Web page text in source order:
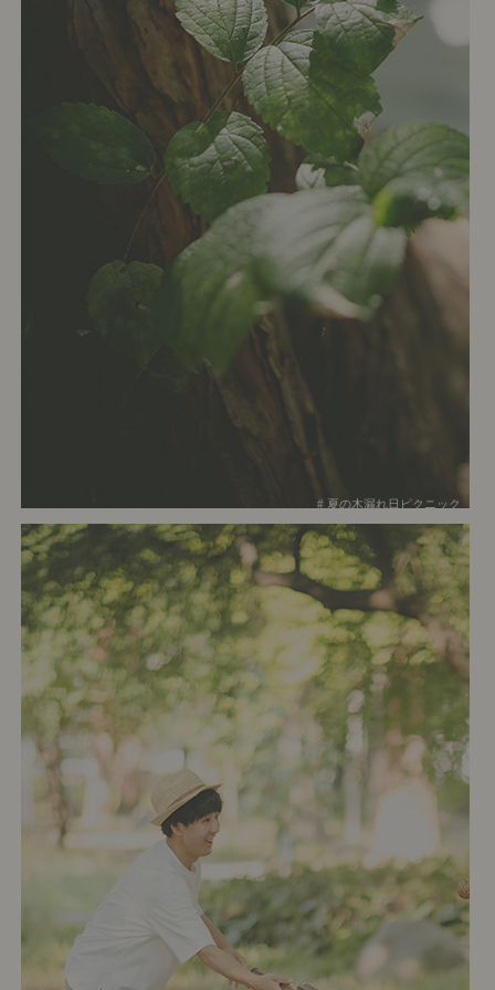
# 夏の木漏れ日ピクニック